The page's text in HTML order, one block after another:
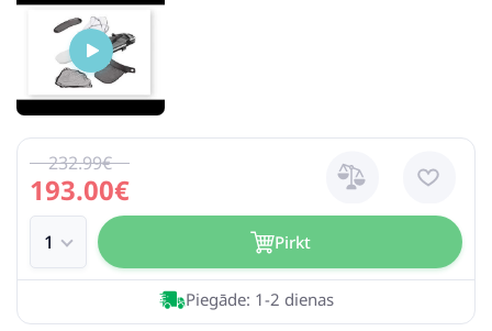
193.00€
232.99€
Pirkt
Piegāde: 1-2 dienas